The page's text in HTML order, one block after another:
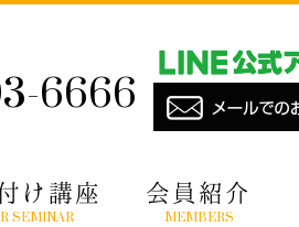
6666
け講座
SEMINAR
会員紹介
MEMBERS